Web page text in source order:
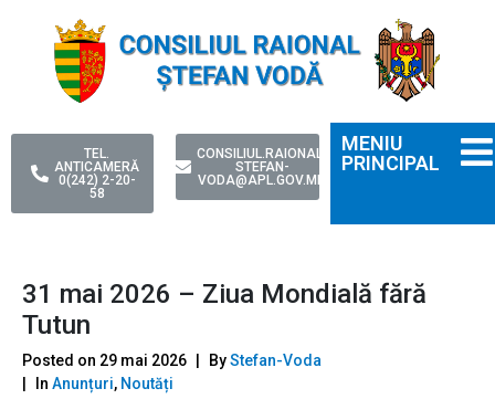
TEL.
ANTICAMERĂ
0(242) 2-20-
58
CONSILIUL.RAIONAL-
STEFAN-
VODA@APL.GOV.MD
MENIU
PRINCIPAL
31 mai 2026 – Ziua Mondială fără
Tutun
Posted on 29 mai 2026 ByStefan-Voda
In Anunțuri, Noutăți